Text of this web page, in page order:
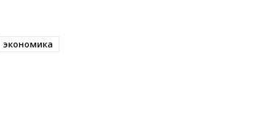
экономика